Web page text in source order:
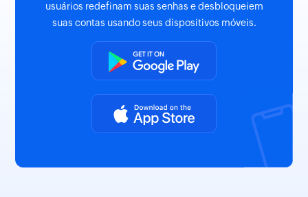
usuários redefinam suas senhas e desbloqueiem
suas contas usando seus dispositivos móveis.